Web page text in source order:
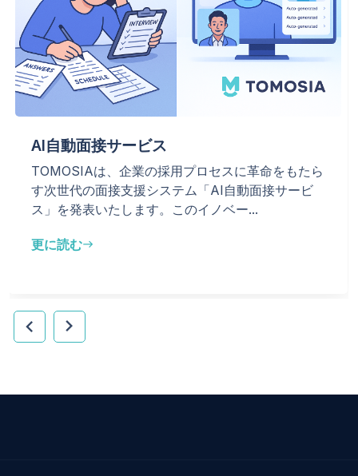
AI自動面接サービス
TOMOSIAは、企業の採用プロセスに革命をもたら
す次世代の面接支援システム「AI自動面接サービ
ス」を発表いたします。このイノベー...
更に読むeast
chevron_left chevron_right